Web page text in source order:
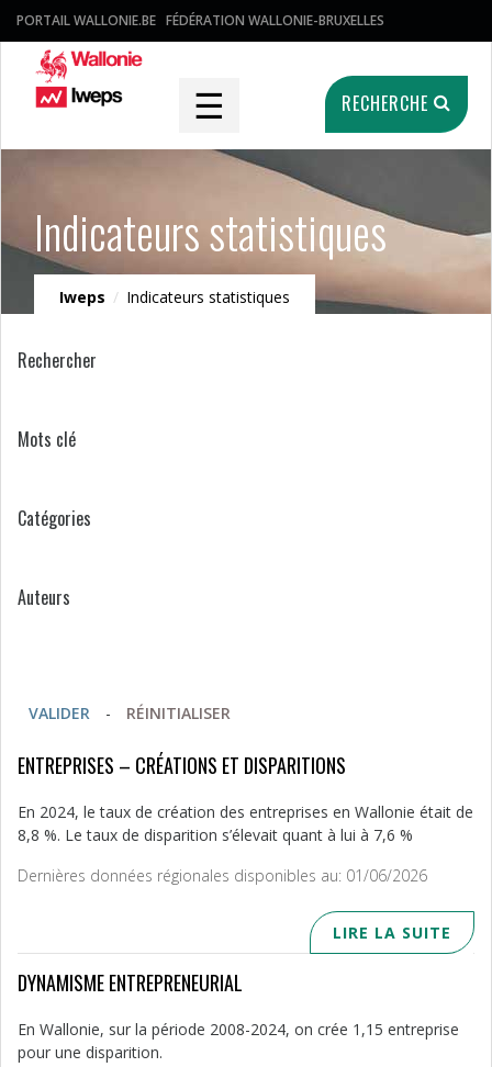
PORTAIL WALLONIE.BE FÉDÉRATION WALLONIE-BRUXELLES
☰ RECHERCHE
Indicateurs statistiques
Iweps / Indicateurs statistiques
Rechercher
Mots clé
Catégories
Auteurs
VALIDER - RÉINITIALISER
ENTREPRISES – CRÉATIONS ET DISPARITIONS
En 2024, le taux de création des entreprises en Wallonie était de
8,8 %. Le taux de disparition s’élevait quant à lui à 7,6 %
Dernières données régionales disponibles au: 01/06/2026
LIRE LA SUITE
DYNAMISME ENTREPRENEURIAL
En Wallonie, sur la période 2008-2024, on crée 1,15 entreprise
pour une disparition.